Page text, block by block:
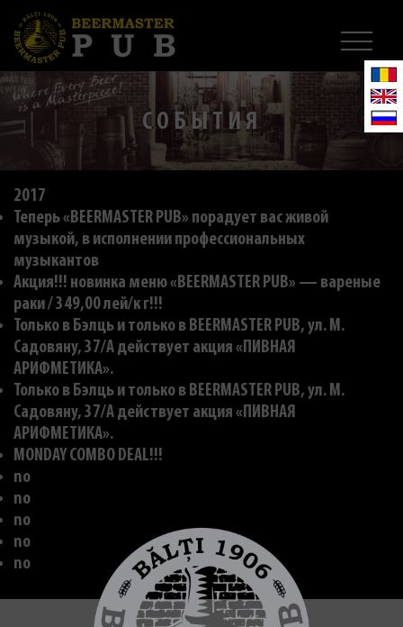
СОБЫТИЯ
2017
Теперь «BEERMASTER PUB» порадует вас живой
музыкой, в исполнении профессиональных
музыкантов
Акция!!! новинка меню «BEERMASTER PUB» — вареные
раки / 349,00 лей/к г!!!
Только в Бэлць и только в BEERMASTER PUB, ул. M.
Садовяну, 37/A действует акция «ПИВНАЯ
АРИФМЕТИКА».
Только в Бэлць и только в BEERMASTER PUB, ул. M.
Садовяну, 37/A действует акция «ПИВНАЯ
АРИФМЕТИКА».
MONDAY COMBO DEAL!!!
no
no
no
no
no